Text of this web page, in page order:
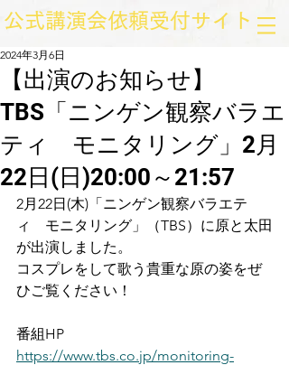
​公式講演会依頼受付サイト
【出演のお知らせ】
TBS「ニンゲン観察バラエ
ティ モニタリング」2月
22日(日)20:00～21:57
2024年3月6日
2月22日(木)「ニンゲン観察バラエテ
ィ　モニタリング」（TBS）に原と太田
が出演しました。
コスプレをして歌う貴重な原の姿をぜ
ひご覧ください！
番組HP
https://www.tbs.co.jp/monitoring-